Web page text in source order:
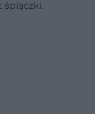
śpiączki.